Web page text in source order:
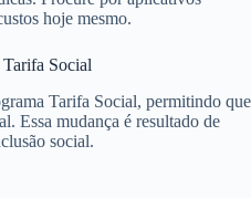
hoje mesmo.
Social
Tarifa Social, permitindo que
Essa mudança é resultado de
social.